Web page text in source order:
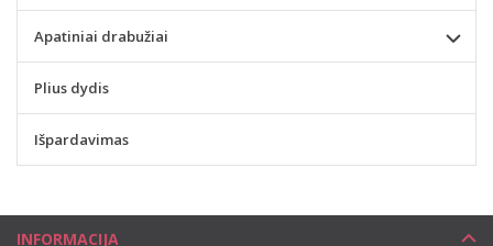
Apatiniai drabužiai
Plius dydis
Išpardavimas
INFORMACIJA